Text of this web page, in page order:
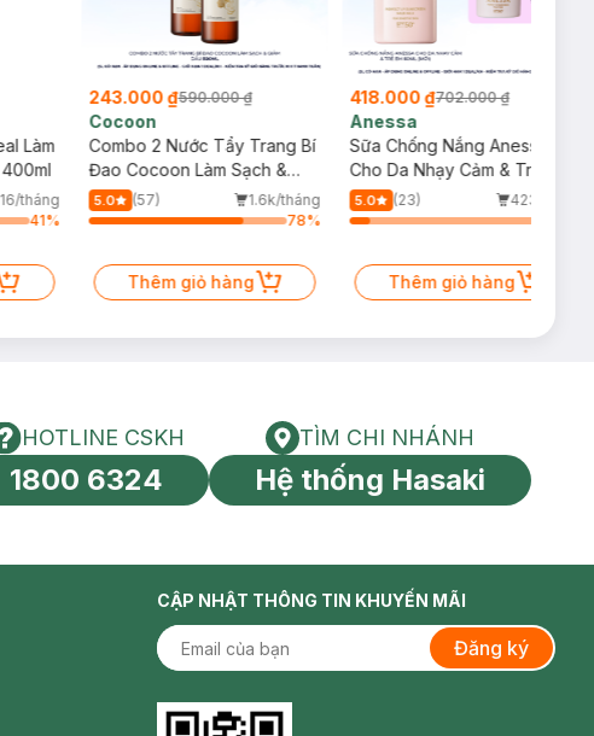
Làm
tháng
41%
243.000 ₫590.000 ₫
Cocoon
Combo 2 Nước Tẩy Trang Bí
Đao Cocoon Làm Sạch &
Giảm Dầu 500ml
5.0 (57)
1.6k/tháng
78%
Thêm giỏ hàng
418.000 ₫702.000 ₫
Anessa
Sữa Chống Nắng Anessa
Cho Da Nhạy Cảm & Trẻ Em
60ml (Mới)
5.0 (23)
423/tháng
Thêm giỏ hàng
uy tín toàn cầu
HOTLINE CSKH
HOTLINE CSKH
1800 6324
Tìm chi nhánh
TÌM CHI NHÁNH
Hệ thống Hasaki
CẬP NHẬT THÔNG TIN KHUYẾN MÃI
Đăng ký